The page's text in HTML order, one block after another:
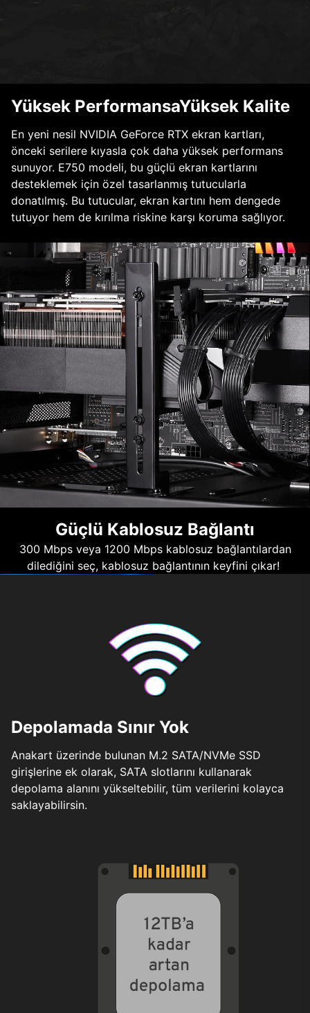
Yüksek PerformansaYüksek Kalite
En yeni nesil NVIDIA GeForce RTX ekran kartları,
önceki serilere kıyasla çok daha yüksek performans
sunuyor. E750 modeli, bu güçlü ekran kartlarını
desteklemek için özel tasarlanmış tutucularla
donatılmış. Bu tutucular, ekran kartını hem dengede
tutuyor hem de kırılma riskine karşı koruma sağlıyor.
Güçlü Kablosuz Bağlantı
300 Mbps veya 1200 Mbps kablosuz bağlantılardan
dilediğini seç, kablosuz bağlantının keyfini çıkar!
Depolamada Sınır Yok
Anakart üzerinde bulunan M.2 SATA/NVMe SSD
girişlerine ek olarak, SATA slotlarını kullanarak
depolama alanını yükseltebilir, tüm verilerini kolayca
saklayabilirsin.